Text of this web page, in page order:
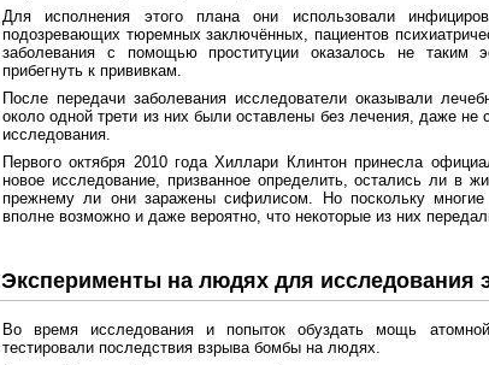
Для исполнения этого плана они использовали
подозревающих тюремных заключённых, пациентов
заболевания с помощью проституции оказалось не
прибегнуть к прививкам.
После передачи заболевания исследователи оказывали
около одной трети из них были оставлены без лечения, даже
исследования.
Первого октября 2010 года Хиллари Клинтон принесла
новое исследование, призванное определить, остались ли в
прежнему ли они заражены сифилисом. Но поскольку
вполне возможно и даже вероятно, что некоторые из них
Эксперименты на людях для
Во время исследования и попыток обуздать мощь
тестировали последствия взрыва бомбы на людях.